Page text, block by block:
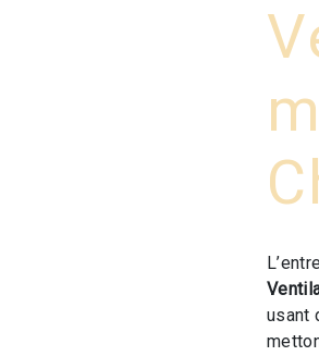
usant